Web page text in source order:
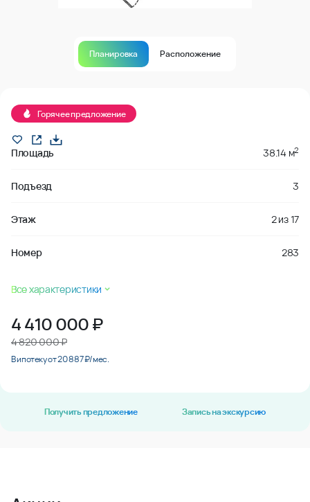
Планировка Расположение
Горячее предложение
Площадь 38.14 м2
Подъезд 3
Этаж 2из17
Номер 283
Все характеристики
4 410 000₽
4 820 000 ₽
В ипотеку от 20 887 ₽/мес.
Получить предложение Запись на экскурсию